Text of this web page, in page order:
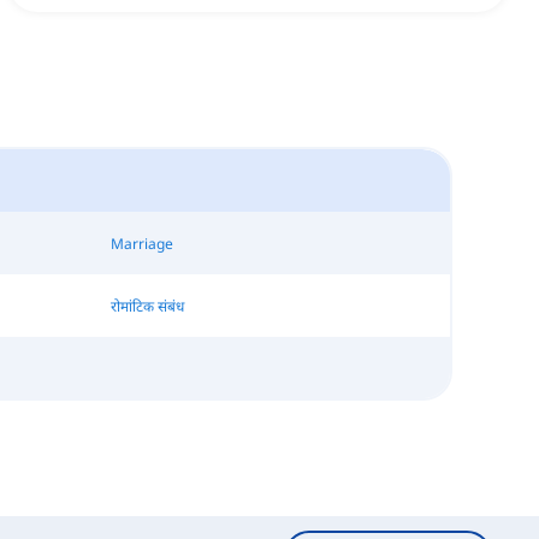
Marriage
रोमांटिक संबंध